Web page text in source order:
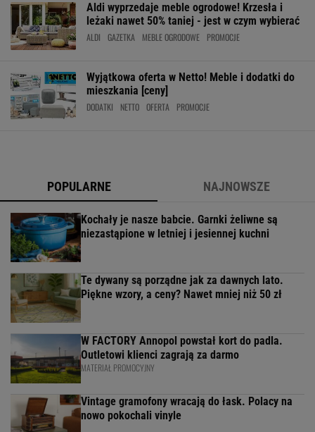
Aldi wyprzedaje meble ogrodowe! Krzesła i
leżaki nawet 50% taniej - jest w czym wybierać
ALDI GAZETKA MEBLE OGRODOWE PROMOCJE
Wyjątkowa oferta w Netto! Meble i dodatki do
mieszkania [ceny]
DODATKI NETTO OFERTA PROMOCJE
POPULARNE NAJNOWSZE
Kochały je nasze babcie. Garnki żeliwne są
niezastąpione w letniej i jesiennej kuchni
Te dywany są porządne jak za dawnych lato.
Piękne wzory, a ceny? Nawet mniej niż 50 zł
W FACTORY Annopol powstał kort do padla.
Outletowi klienci zagrają za darmo
MATERIAŁ PROMOCYJNY
Vintage gramofony wracają do łask. Polacy na
nowo pokochali vinyle